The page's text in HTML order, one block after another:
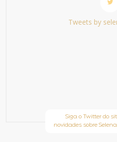
Tweets by
Siga o Twitter do
novidades sobre Selena